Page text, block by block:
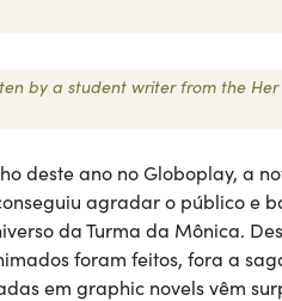
by a student writer from the
deste ano no Globoplay, a
agradar o público e
da Turma da Mônica.
foram feitos, fora a
em graphic novels vêm